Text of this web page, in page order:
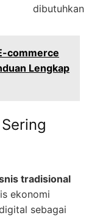
dibutuhkan
commerce
Lengkap
tradisional
ekonomi
sebagai